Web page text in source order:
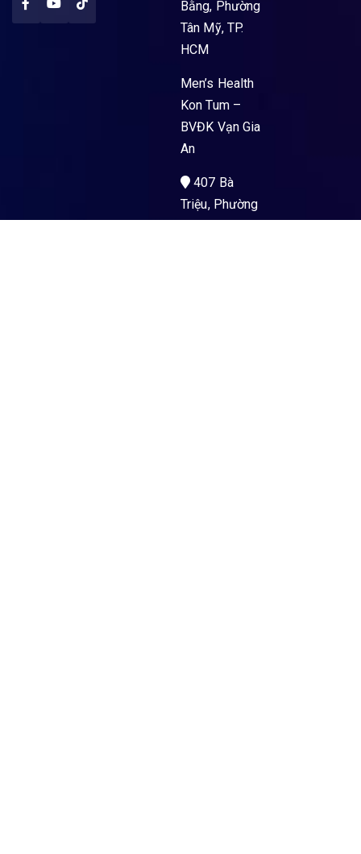
Bằng, Phường
Tân Mỹ, TP.
HCM
Men’s Health
Kon Tum –
BVĐK Vạn Gia
An
407 Bà
Triệu, Phường